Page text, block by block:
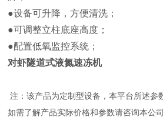
●设备可升降，方便清洗；
●可调整立柱底座高度；
●配置低氧监控系统；
对虾隧道式液氮速冻机
注：该产品为定制型设备，本平台所述参
如需了解产品实际价格和参数请咨询本公